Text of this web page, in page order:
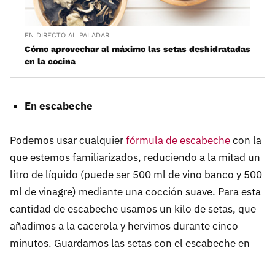
EN DIRECTO AL PALADAR
Cómo aprovechar al máximo las setas deshidratadas
en la cocina
En escabeche
Podemos usar cualquierfórmula de escabechecon la
que estemos familiarizados, reduciendo a la mitad un
litro de líquido (puede ser 500 ml de vino banco y 500
ml de vinagre) mediante una cocción suave. Para esta
cantidad de escabeche usamos un kilo de setas, que
añadimos a la cacerola y hervimos durante cinco
minutos. Guardamos las setas con el escabeche en